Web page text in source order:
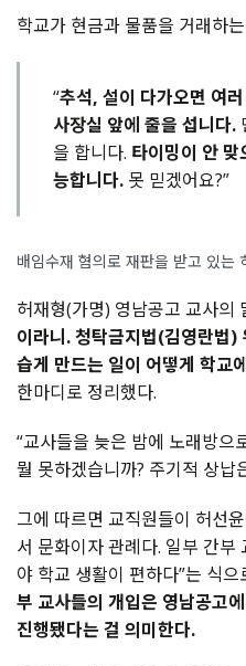
학교가 현금과 물품을 거래하는
“추석, 설이 다가오면 여
사장실 앞에 줄을 섭니다.
을 합니다. 타이밍이 안
능합니다. 못 믿겠어요?”
배임수재 혐의로 재판을 받고 있는
허재형(가명) 영남공고 교사의
이라니.청탁금지법(김영란법)
습게 만드는 일이 어떻게 학교
한마디로 정리했다.
“교사들을 늦은 밤에 노래방으
뭘 못하겠습니까? 주기적 상납
그에 따르면 교직원들이 허선
서 문화이자관례다. 일부 간부
야 학교 생활이 편하다”는 식으
부 교사들의 개입은 영남공고
진행됐다는 걸 의미한다.